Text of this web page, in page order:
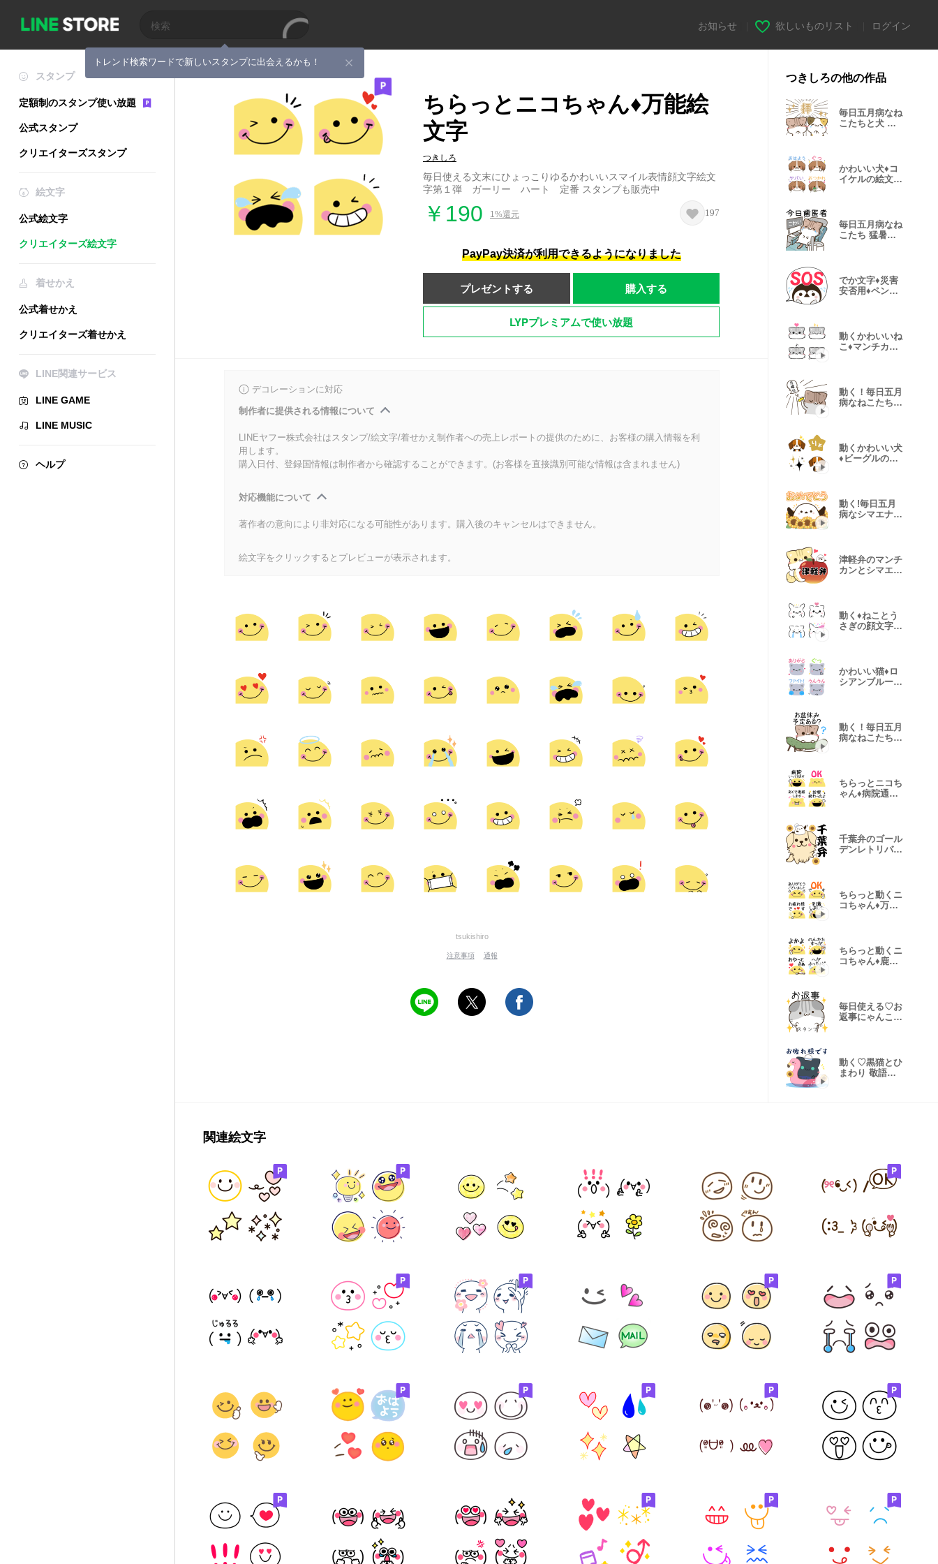
トレンド検索ワードで新しいスタンプに出会えるかも！
お知らせ 欲しいものリスト ログイン
スタンプ
定額制のスタンプ使い放題
公式スタンプ
クリエイターズスタンプ
絵文字
公式絵文字
クリエイターズ絵文字
着せかえ
公式着せかえ
クリエイターズ着せかえ
LINE関連サービス
LINE GAME
LINE MUSIC
ヘルプ
ちらっとニコちゃん♦万能絵
文字
つきしろ
毎日使える文末にひょっこりゆるかわいいスマイル表情顔文字絵文
字第１弾 ガーリー ハート 定番 スタンプも販売中
￥190 1%還元 197
PayPay決済が利用できるようになりました
プレゼントする 購入する
LYPプレミアムで使い放題
デコレーションに対応
制作者に提供される情報について
LINEヤフー株式会社はスタンプ/絵文字/着せかえ制作者への売上レポートの提供のために、お客様の購入情報を利
用します。
購入日付、登録国情報は制作者から確認することができます。(お客様を直接識別可能な情報は含まれません)
対応機能について
著作者の意向により非対応になる可能性があります。購入後のキャンセルはできません。
絵文字をクリックするとプレビューが表示されます。
tsukishiro
注意事項 通報
つきしろの他の作品
毎日五月病なね
こたちと犬 酷
かわいい犬♦コ
イケルの絵文字
毎日五月病なね
こたち 猛暑ス
でか文字♦災害
安否用♦ペンギ
動くかわいいね
こ♦マンチカン
動く！毎日五月
病なねこたち
動くかわいい犬
♦ビーグルの絵
動く!毎日五月
病なシマエナガ
津軽弁のマンチ
カンとシマエナ
動く♦ねことう
さぎの顔文字
かわいい猫♦ロ
シアンブルーの
動く！毎日五月
病なねこたち
ちらっとニコち
ゃん♦病院通院
千葉弁のゴール
デンレトリバー
ちらっと動くニ
コちゃん♦万能
ちらっと動くニ
コちゃん♦鹿児
毎日使える♡お
返事にゃんこス
動く♡黒猫とひ
まわり 敬語ス
関連絵文字